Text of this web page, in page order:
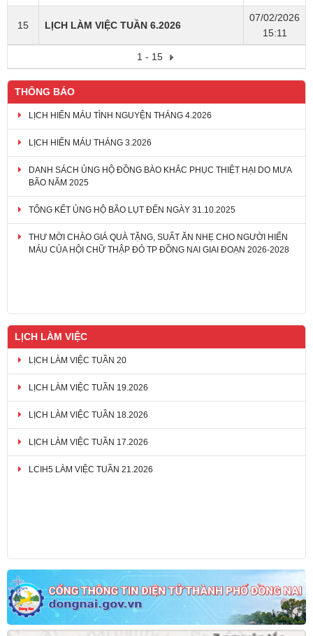
15 LỊCH LÀM VIỆC TUẦN 6.2026
07/02/2026
15:11
1 - 15
THÔNG BÁO
LỊCH HIẾN MÁU TÌNH NGUYỆN THÁNG 4.2026
LỊCH HIẾN MÁU THÁNG 3.2026
DANH SÁCH ỦNG HỘ ĐỒNG BÀO KHẮC PHỤC THIỆT HẠI DO MƯA
BÃO NĂM 2025
TỔNG KẾT ỦNG HỘ BÃO LỤT ĐẾN NGÀY 31.10.2025
THƯ MỜI CHÀO GIÁ QUÀ TẶNG, SUẤT ĂN NHẸ CHO NGƯỜI HIẾN
MÁU CỦA HỘI CHỮ THẬP ĐỎ TP ĐỒNG NAI GIAI ĐOẠN 2026-2028
LỊCH LÀM VIỆC
LỊCH LÀM VIỆC TUẦN 20
LỊCH LÀM VIỆC TUẦN 19.2026
LỊCH LÀM VIỆC TUẦN 18.2026
LỊCH LÀM VIỆC TUẦN 17.2026
LCIH5 LÀM VIỆC TUẦN 21.2026